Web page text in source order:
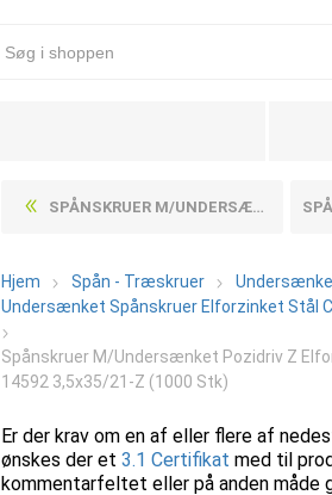
SPÅNSKRUER M/UNDERSÆNKET POZIDRIV Z ELFORZINKET M/DELGEVIND STÅL CE/EN 14592 3,5X30/18-Z (1000 STK) SPÅNSKRUER
Hjem Spån - Træskruer
Undersænket Spånskruer Elforzinket Stål
Spånskruer M/Undersænket Pozidriv Z
14592 3,5x35/21-Z (1000 Stk)
Er der krav om en af eller flere af
ønskes der et3.1 Certifikat med til
kommentarfeltet eller på anden måde